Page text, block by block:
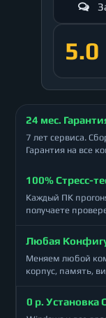
5.0
24 мес.
7 лет сервиса.
Гарантия на все
100% Стресс-
Каждый ПК
получаете
Любая
Меняем любой
корпус, память,
0 р. Установка